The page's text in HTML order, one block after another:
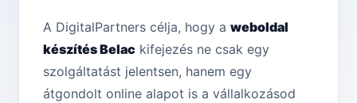
A DigitalPartners célja, hogy a weboldal
készítés Belac kifejezés ne csak egy
szolgáltatást jelentsen, hanem egy
átgondolt online alapot is a vállalkozásod